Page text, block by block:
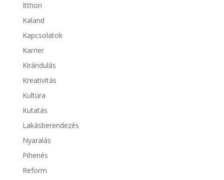
Itthon
Kaland
Kapcsolatok
Karrier
Kirándulás
Kreativitás
Kultúra
Kutatás
Lakásberendezés
Nyaralás
Pihenés
Reform